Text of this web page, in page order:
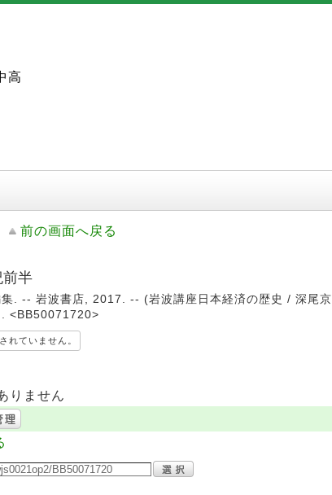
高
前の画面へ戻る
半
. -- 岩波書店, 2017. -- (岩波講座日本経済の歴史 / 深尾京
<BB50071720>
れていません。
りません